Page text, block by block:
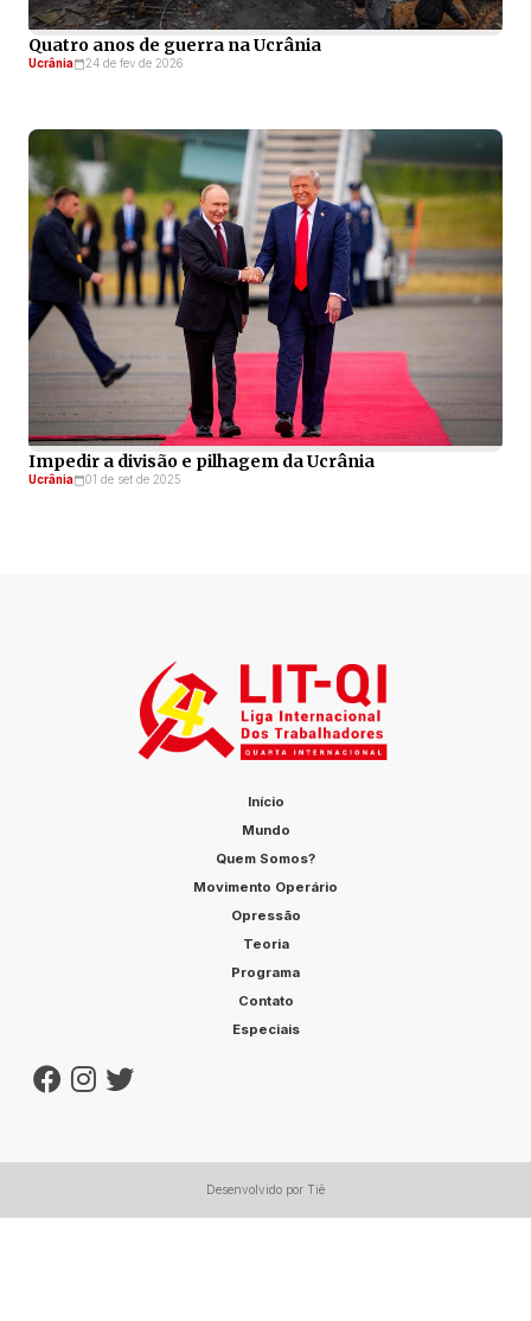
Quatro anos de guerra na Ucrânia
Ucrânia 24 de fev de 2026
Impedir a divisão e pilhagem da Ucrânia
Ucrânia 01 de set de 2025
Início
Mundo
Quem Somos?
Movimento Operário
Opressão
Teoria
Programa
Contato
Especiais
Desenvolvido por Tiê